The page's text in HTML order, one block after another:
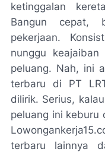
ketinggalan
Bangun cepat,
pekerjaan.
nunggu
peluang. Nah, ini
terbaru di PT
dilirik. Serius,
peluang ini keburu
terbaru lainnya